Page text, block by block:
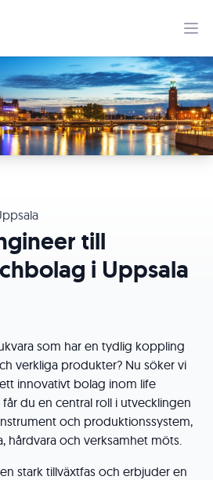
till
i Uppsala
som har en tydlig koppling
verkliga produkter? Nu söker vi
innovativt bolag inom life
får du en central roll i utvecklingen
och produktionssystem,
hårdvara och verksamhet möts.
stark tillväxtfas och erbjuder en